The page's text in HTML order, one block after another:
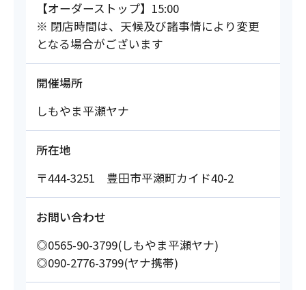
【オーダーストップ】15:00
※ 閉店時間は、天候及び諸事情により変更
となる場合がございます
開催場所
しもやま平瀬ヤナ
所在地
〒444-3251 豊田市平瀬町カイド40-2
お問い合わせ
◎0565-90-3799(しもやま平瀬ヤナ)
◎090-2776-3799(ヤナ携帯)